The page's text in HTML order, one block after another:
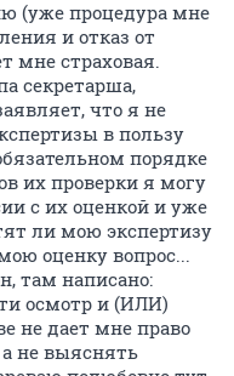
(уже процедура мне
и отказ от
мне страховая.
секретарша,
что я не
в пользу
порядке
их проверки я могу
с их оценкой и уже
ли мою экспертизу
оценку вопрос...
там написано:
осмотр и (ИЛИ)
не дает мне право
а не выяснять